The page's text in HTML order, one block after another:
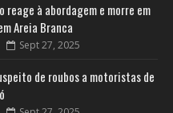
reage à abordagem e morre em
Areia Branca
Sept 27, 2025
de roubos a motoristas de